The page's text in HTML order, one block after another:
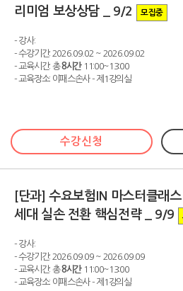
리미엄 보상상담 _ 9/2
모집중
- 강사:
- 수강기간: 2026.09.02 ~ 2026.09.02
- 교육시간: 총8시간11:00~13:00
- 교육장소: 이패스손사 - 제1강의실
수강신청
[단과] 수요보험IN 마스터클래
세대 실손 전환 핵심전략 _ 9/9
- 강사:
- 수강기간: 2026.09.09 ~ 2026.09.09
- 교육시간: 총8시간11:00~13:00
- 교육장소: 이패스손사 - 제1강의실